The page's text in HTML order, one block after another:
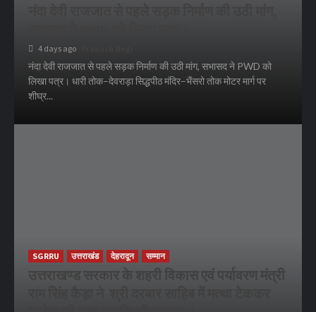
4 days ago
नंदा देवी राजजात से पहले सड़क निर्माण की उठी मांग, सभासद ने PWD को
लिखा पत्र। धारी तोक–देवराड़ा सिद्धपीठ मंदिर–भैंसरो तोक मोटर मार्ग पर
शीघ्र...
SGRRU उत्तराखंड देहरादून सम्मान
उत्तराखण्ड सरकार के शहरी विकास एवं पर्यावरण मंत्री